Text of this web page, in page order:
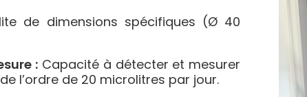
de dimensions spécifiques (Ø 40
:Capacité à détecter et mesurer
l’ordre de 20 microlitres par jour.